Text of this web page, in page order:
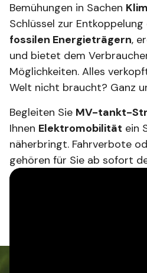
Bemühungen in Sachen
Schlüssel zur
fossilen Energieträgern,
und bietet dem
Möglichkeiten. Alles
Welt nicht braucht? Ganz
Begleiten Sie MV-tankt-
Ihnen Elektromobilität ein
näherbringt. Fahrverbote
gehören für Sie ab sofort